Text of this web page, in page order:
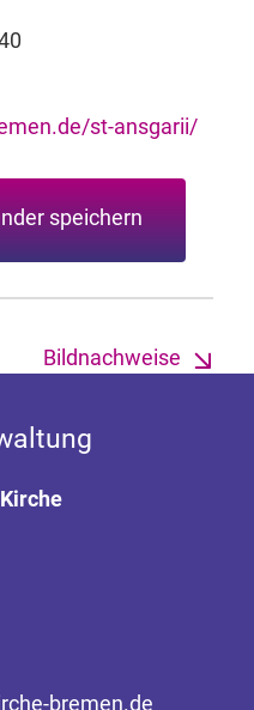
st-ansgarii/
speichern
Bildnachweise
bremen.de